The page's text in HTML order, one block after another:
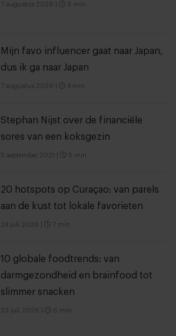
7 augustus 2026 6 min
Mijn favo influencer gaat naar Japan,
dus ik ga naar Japan
7 augustus 2026 4 min
Stephan Nijst over de financiële
sores van een koksgezin
5 september 2021 5 min
20 hotspots op Curaçao: van parels
aan de kust tot lokale favorieten
24 juli 2026 7 min
10 globale foodtrends: van
darmgezondheid en brainfood tot
slimmer snacken
23 juli 2026 6 min